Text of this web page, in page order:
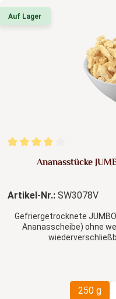
Auf Lager
Durchschnittliche
Ananasstücke
Artikel-Nr.: SW3078V
Gefriergetrocknete
Ananasscheibe) ohne
250 g